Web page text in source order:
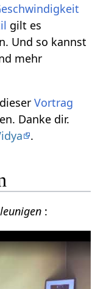
gilt es
Und so kannst
mehr
Vortrag
Danke dir.
.
: